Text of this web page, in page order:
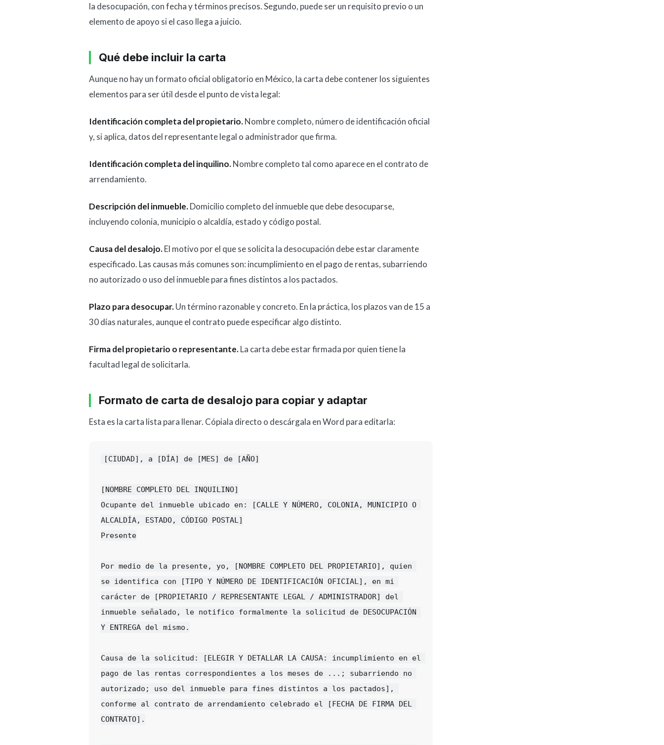
la desocupación, con fecha y términos precisos. Segundo, puede ser un requisito previo o un
elemento de apoyo si el caso llega a juicio.
Qué debe incluir la carta
Aunque no hay un formato oficial obligatorio en México, la carta debe contener los siguientes
elementos para ser útil desde el punto de vista legal:
Identificación completa del propietario.Nombre completo, número de identificación oficial
y, si aplica, datos del representante legal o administrador que firma.
Identificación completa del inquilino.Nombre completo tal como aparece en el contrato de
arrendamiento.
Descripción del inmueble.Domicilio completo del inmueble que debe desocuparse,
incluyendo colonia, municipio o alcaldía, estado y código postal.
Causa del desalojo.El motivo por el que se solicita la desocupación debe estar claramente
especificado. Las causas más comunes son: incumplimiento en el pago de rentas, subarriendo
no autorizado o uso del inmueble para fines distintos a los pactados.
Plazo para desocupar.Un término razonable y concreto. En la práctica, los plazos van de 15 a
30 días naturales, aunque el contrato puede especificar algo distinto.
Firma del propietario o representante.La carta debe estar firmada por quien tiene la
facultad legal de solicitarla.
Formato de carta de desalojo para copiar y adaptar
Esta es la carta lista para llenar. Cópiala directo o descárgala en Word para editarla:
[CIUDAD], a [DÍA] de [MES] de [AÑO]
[NOMBRE COMPLETO DEL INQUILINO]
Ocupante del inmueble ubicado en: [CALLE Y NÚMERO, COLONIA, MUNICIPIO O
ALCALDÍA, ESTADO, CÓDIGO POSTAL]
Presente
Por medio de la presente, yo, [NOMBRE COMPLETO DEL PROPIETARIO], quien
se identifica con [TIPO Y NÚMERO DE IDENTIFICACIÓN OFICIAL], en mi
carácter de [PROPIETARIO / REPRESENTANTE LEGAL / ADMINISTRADOR] del
inmueble señalado, le notifico formalmente la solicitud de DESOCUPACIÓN
Y ENTREGA del mismo.
Causa de la solicitud: [ELEGIR Y DETALLAR LA CAUSA: incumplimiento en el
pago de las rentas correspondientes a los meses de ...; subarriendo no
autorizado; uso del inmueble para fines distintos a los pactados],
conforme al contrato de arrendamiento celebrado el [FECHA DE FIRMA DEL
CONTRATO].